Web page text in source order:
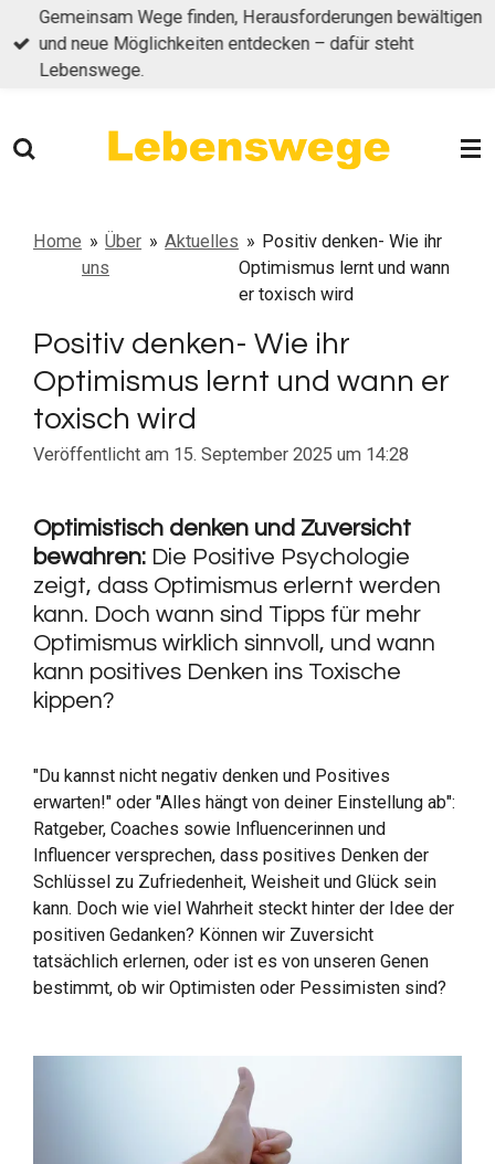
Zum
Hauptinhalt
springen
Gemeinsam Wege finden, Herausforderungen bewältigen
und neue Möglichkeiten entdecken – dafür steht
Lebenswege.
Home » Über
uns
» Aktuelles » Positiv denken- Wie ihr
Optimismus lernt und wann
er toxisch wird
Positiv denken- Wie ihr
Optimismus lernt und wann er
toxisch wird
Veröffentlicht am 15. September 2025 um 14:28
Optimistisch denken und Zuversicht
bewahren: Die Positive Psychologie
zeigt, dass Optimismus erlernt werden
kann. Doch wann sind Tipps für mehr
Optimismus wirklich sinnvoll, und wann
kann positives Denken ins Toxische
kippen?
"Du kannst nicht negativ denken und Positives
erwarten!" oder "Alles hängt von deiner Einstellung ab":
Ratgeber, Coaches sowie Influencerinnen und
Influencer versprechen, dass positives Denken der
Schlüssel zu Zufriedenheit, Weisheit und Glück sein
kann. Doch wie viel Wahrheit steckt hinter der Idee der
positiven Gedanken? Können wir Zuversicht
tatsächlich erlernen, oder ist es von unseren Genen
bestimmt, ob wir Optimisten oder Pessimisten sind?